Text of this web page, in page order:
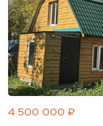
4 500 000 ₽